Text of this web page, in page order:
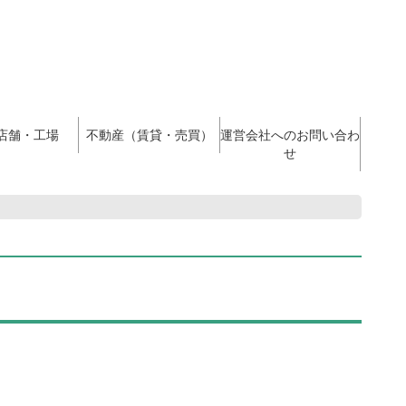
舗・工場 不動産（賃貸・売買）
運営会社へのお問い合わ
せ